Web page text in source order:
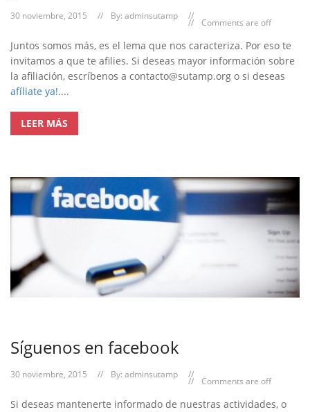
30 noviembre, 2015 By: adminsutamp
Comments are off
Juntos somos más, es el lema que nos caracteriza. Por eso te
invitamos a que te afilies. Si deseas mayor información sobre
la afiliación, escríbenos a contacto@sutamp.org o si deseas
afíliate ya!....
LEER MÁS
Síguenos en facebook
30 noviembre, 2015 By: adminsutamp
Comments are off
Si deseas mantenerte informado de nuestras actividades, o